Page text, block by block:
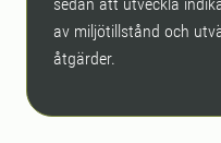
av miljötillstånd och
åtgärder.